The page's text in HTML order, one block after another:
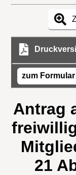
zum Formular
Antrag
21